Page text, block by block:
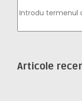
Articole